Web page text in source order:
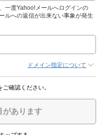
一度Yahoo!メールへログインの
ルへの返信が出来ない事象が発生
ドメイン指定について
ご確認ください。
があります